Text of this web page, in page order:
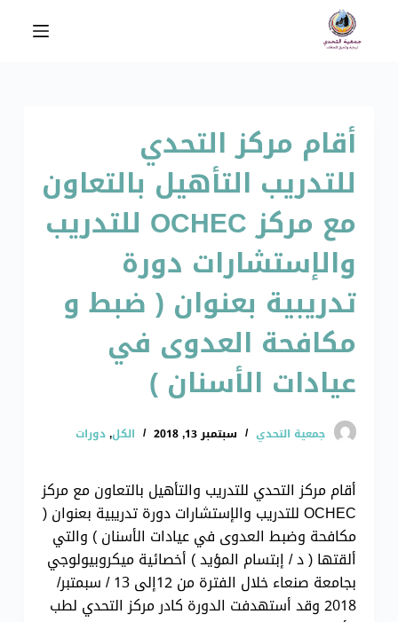
أقام مركز التحدي
للتدريب التأهيل بالتعاون
مع مركز OCHEC للتدريب
والإستشارات دورة
تدريبية بعنوان ( ضبط و
مكافحة العدوى في
عيادات الأسنان )
جمعية التحدي سبتمبر 13, 2018 الكل,دورات
أقام مركز التحدي للتدريب والتأهيل بالتعاون مع مركز
OCHEC للتدريب والإستشارات دورة تدريبية بعنوان (
مكافحة وضبط العدوى في عيادات الأسنان ) والتي
ألقتها ( د / إبتسام المؤيد ) أخصائية ميكروبيولوجي
بجامعة صنعاء خلال الفترة من 12إلى 13 / سبمتبر/
2018 وقد أستهدفت الدورة كادر مركز التحدي لطب